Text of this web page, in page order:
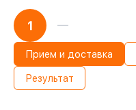
1
Прием и доставка
Результат